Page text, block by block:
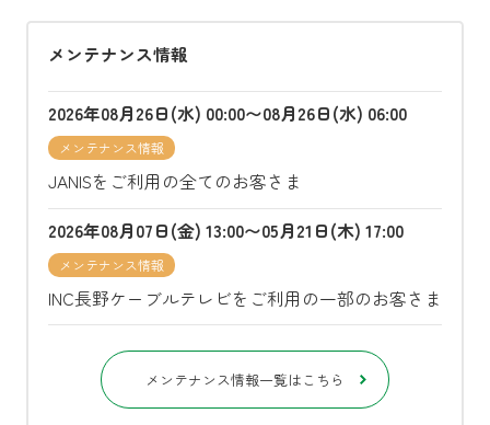
メンテナンス情報
2026年08月26日(水) 00:00〜08月26日(水) 06:00
メンテナンス情報
JANISをご利用の全てのお客さま
2026年08月07日(金) 13:00〜05月21日(木) 17:00
メンテナンス情報
INC長野ケーブルテレビをご利用の一部のお客さま
メンテナンス情報一覧はこちら